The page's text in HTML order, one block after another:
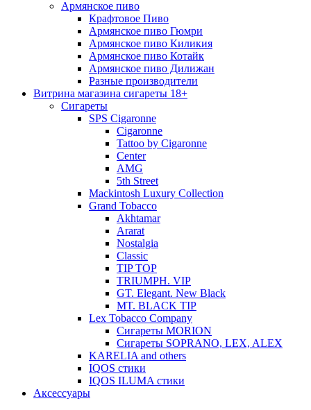
Армянское пиво
Крафтовое Пиво
Армянское пиво Гюмри
Армянское пиво Киликия
Армянское пиво Котайк
Армянское пиво Дилижан
Разные производители
Витрина магазина сигареты 18+
Cигареты
SPS Cigaronne
Сigaronne
Tattoo by Cigaronne
Center
AMG
5th Street
Mackintosh Luxury Collection
Grand Tobacco
Akhtamar
Ararat
Nostalgia
Classic
TIP TOP
TRIUMPH. VIP
GT. Elegant. New Black
MT. BLACK TIP
Lex Tobacco Company
Сигареты MORION
Сигареты SOPRANO, LEX, ALEX
KARELIA and others
IQOS стики
IQOS ILUMA стики
Аксессуары